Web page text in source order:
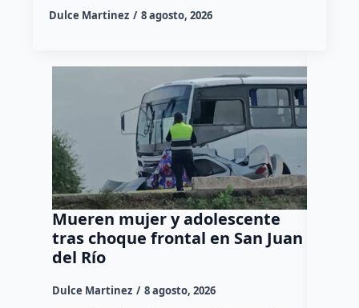
Dulce Martinez 8 agosto, 2026
Mueren mujer y adolescente
tras choque frontal en San Juan
del Río
Dulce Martinez 8 agosto, 2026